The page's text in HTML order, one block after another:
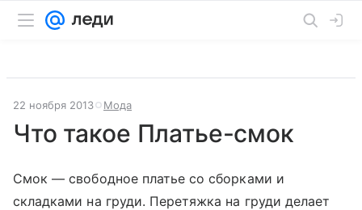
22 ноября 2013 Мода
Что такое Платье-смок
Смок — свободное платье со сборками и
складками на груди. Перетяжка на груди делает